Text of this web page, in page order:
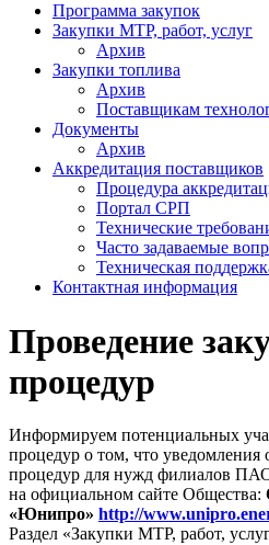
Программа закупок
Закупки МТР, работ, услуг
Архив
Закупки топлива
Архив
Поставщикам
Документы
Архив
Аккредитация поставщиков
Процедура
Портал СРП
Технические
Часто задаваемые
Техническая
Контактная информация
Проведение
процедур
Информируем потенциальных
процедур о том, что
процедур для нужд филиалов
на официальном сайте Общества:
«Юнипро» http://
Раздел «Закупки МТР, работ,